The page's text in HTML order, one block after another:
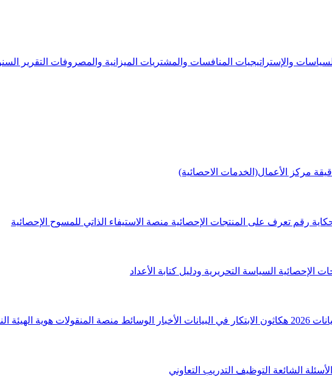
والإستراتيجيات المنافسات والمشتريات الميزانية والمصروفات التقرير
مركز الأعمال(الخدمات الاحصائية)
رقم تعرف على المنتجات الإحصائية منصة الاستيفاء الذاتي للمسوح الإحصائية
الإحصائية السياسة التحريرية ودليل كتابة الأعداد
2026 هكاثون الابتكار في البيانات الأخبار الوسائط منصة المنقولات هوية الهيئة
الأسئلة الشائعة التوظيف التدريب التعاوني